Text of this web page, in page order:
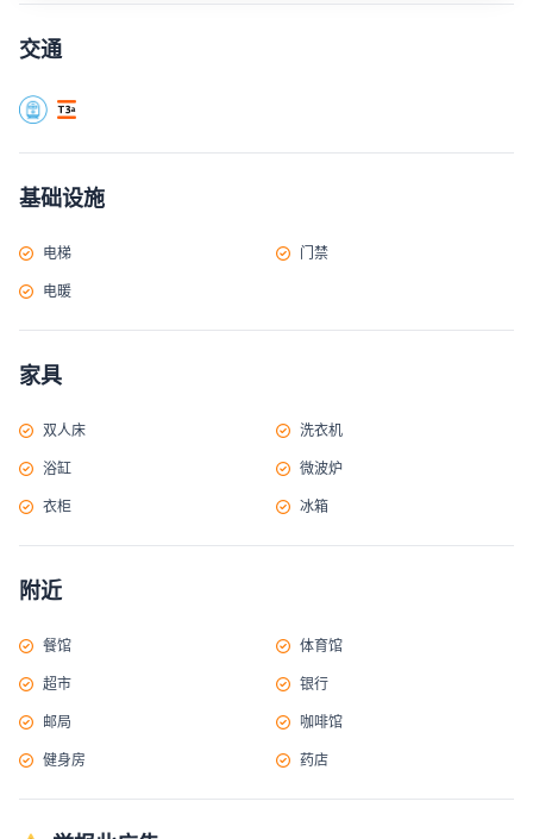
交通
基础设施
电梯 门禁
电暖
家具
双人床 洗衣机
浴缸 微波炉
衣柜 冰箱
附近
餐馆 体育馆
超市 银行
邮局 咖啡馆
健身房 药店